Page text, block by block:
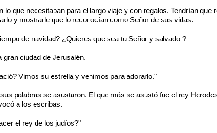
lo que necesitaban para el largo viaje y con regalos. Tendrían
y mostrarle que lo reconocían como Señor de sus vidas.
de navidad? ¿Quieres que sea tu Señor y salvador?
gran ciudad de Jerusalén.
Vimos su estrella y venimos para adorarlo."
palabras se asustaron. El que más se asustó fue el rey
a los escribas.
el rey de los judíos?"